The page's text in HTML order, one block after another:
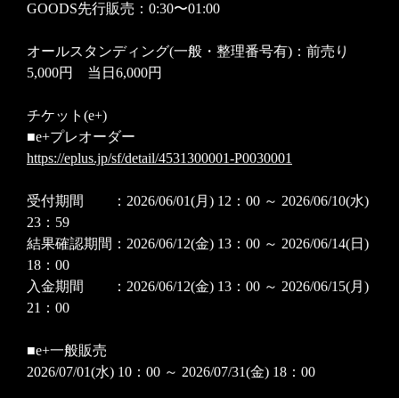
GOODS先行販売：0:30〜01:00
オールスタンディング(一般・整理番号有)：前売り
5,000円 当日6,000円
チケット(e+)
■e+プレオーダー
https://eplus.jp/sf/detail/4531300001-P0030001
受付期間 ：2026/06/01(月) 12：00 ～ 2026/06/10(水)
23：59
結果確認期間：2026/06/12(金) 13：00 ～ 2026/06/14(日)
18：00
入金期間 ：2026/06/12(金) 13：00 ～ 2026/06/15(月)
21：00
■e+一般販売
2026/07/01(水) 10：00 ～ 2026/07/31(金) 18：00